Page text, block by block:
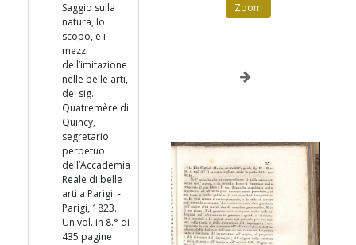
Saggio sulla
natura, lo
scopo, e i
mezzi
dell’imitazione
nelle belle arti,
del sig.
Quatremère di
Quincy,
segretario
perpetuo
dell’Accademia
Reale di belle
arti a Parigi. -
Parigi, 1823.
Un vol. in 8.° di
435 pagine
Zoom